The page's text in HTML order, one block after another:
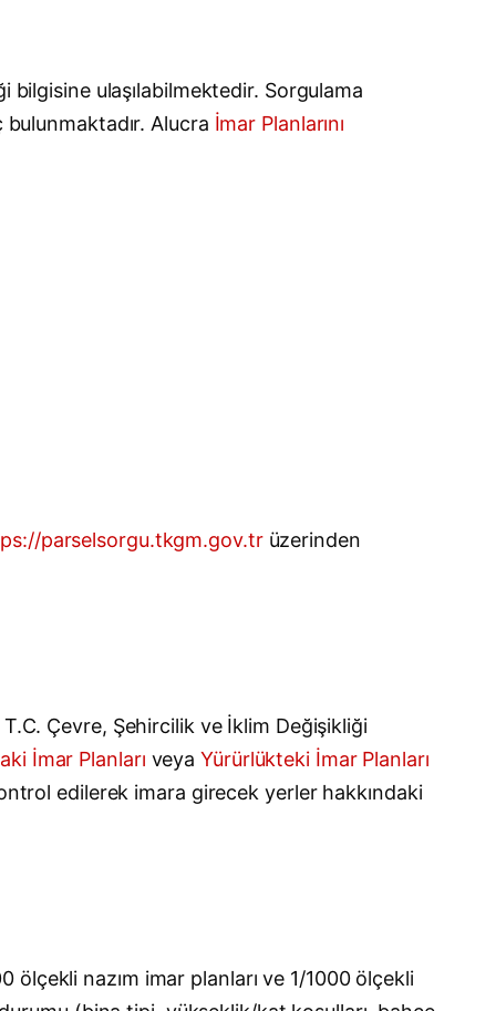
bilgisine ulaşılabilmektedir. Sorgulama
Alucra İmar Planlarını
parselsorgu.tkgm.gov.trüzerinden
Çevre, Şehircilik ve İklim Değişikliği
İmar Planları veyaYürürlükteki İmar Planları
edilerek imara girecek yerler hakkındaki
ölçekli nazım imar planları ve 1/1000 ölçekli